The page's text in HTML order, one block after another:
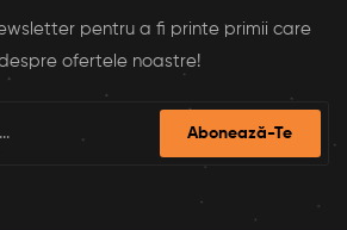
pentru a fi printe primii care
ofertele noastre!
Abonează-Te